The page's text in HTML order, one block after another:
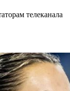
телеканала